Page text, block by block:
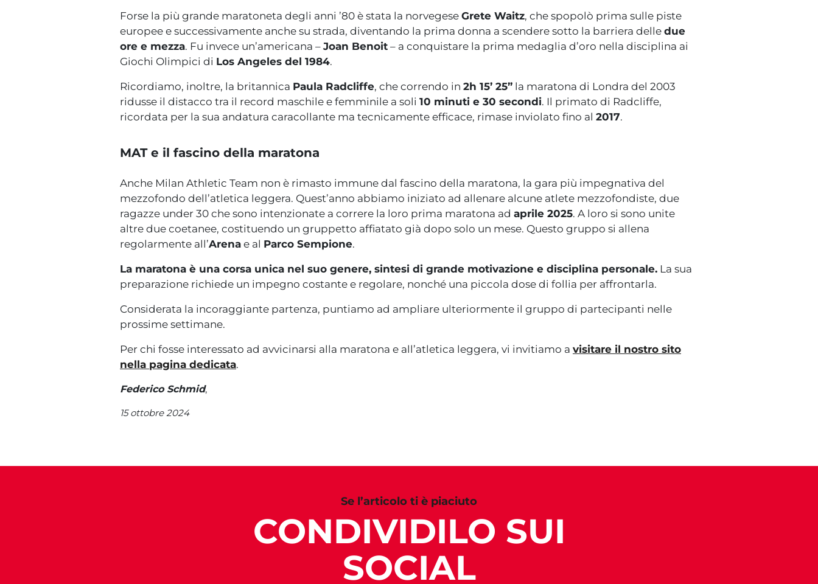
Forse la più grande maratoneta degli anni ’80 è stata la norvegese Grete Waitz, che spopolò prima sulle piste
europee e successivamente anche su strada, diventando la prima donna a scendere sotto la barriera delle due
ore e mezza. Fu invece un’americana – Joan Benoit – a conquistare la prima medaglia d’oro nella disciplina ai
Giochi Olimpici di Los Angeles del 1984.
Ricordiamo, inoltre, la britannica Paula Radcliffe, che correndo in 2h 15’ 25” la maratona di Londra del 2003
ridusse il distacco tra il record maschile e femminile a soli 10 minuti e 30 secondi. Il primato di Radcliffe,
ricordata per la sua andatura caracollante ma tecnicamente efficace, rimase inviolato fino al 2017.
MAT e il fascino della maratona
Anche Milan Athletic Team non è rimasto immune dal fascino della maratona, la gara più impegnativa del
mezzofondo dell’atletica leggera. Quest’anno abbiamo iniziato ad allenare alcune atlete mezzofondiste, due
ragazze under 30 che sono intenzionate a correre la loro prima maratona ad aprile 2025. A loro si sono unite
altre due coetanee, costituendo un gruppetto affiatato già dopo solo un mese. Questo gruppo si allena
regolarmente all’Arena e al Parco Sempione.
La maratona è una corsa unica nel suo genere, sintesi di grande motivazione e disciplina personale. La sua
preparazione richiede un impegno costante e regolare, nonché una piccola dose di follia per affrontarla.
Considerata la incoraggiante partenza, puntiamo ad ampliare ulteriormente il gruppo di partecipanti nelle
prossime settimane.
Per chi fosse interessato ad avvicinarsi alla maratona e all’atletica leggera, vi invitiamo a visitare il nostro sito
nella pagina dedicata.
Federico Schmid,
15 ottobre 2024
Se l’articolo ti è piaciuto
CONDIVIDILO SUI
SOCIAL